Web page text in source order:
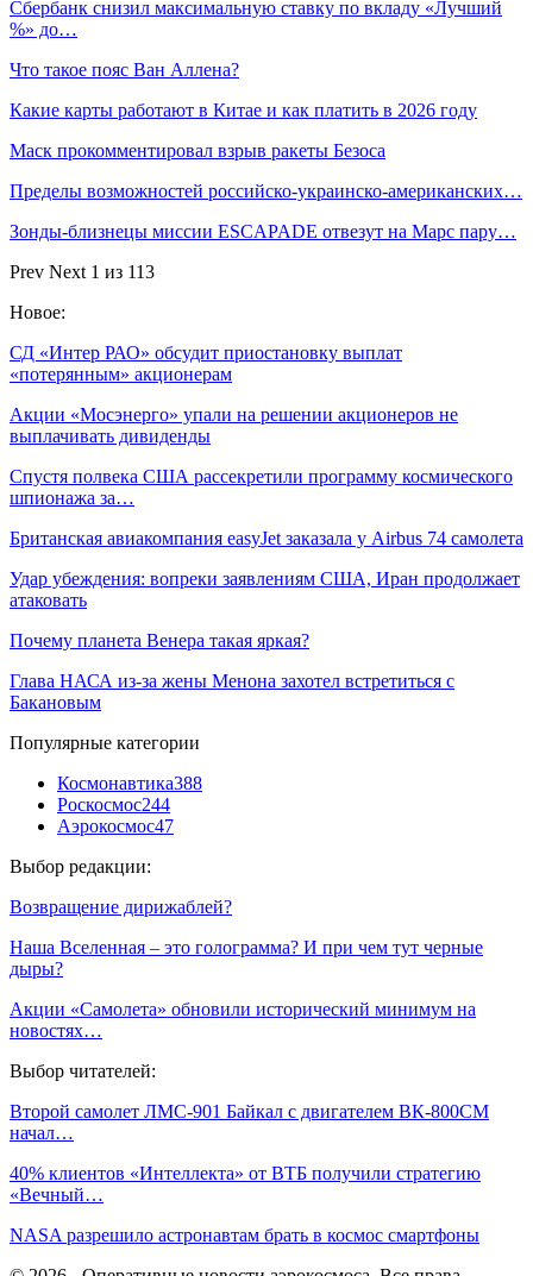
Сбербанк снизил максимальную ставку по вкладу «Лучший
%» до…
Что такое пояс Ван Аллена?
Какие карты работают в Китае и как платить в 2026 году
Маск прокомментировал взрыв ракеты Безоса
Пределы возможностей российско-украинско-американских…
Зонды-близнецы миссии ESCAPADE отвезут на Марс пару…
Prev Next 1 из 113
Новое:
СД «Интер РАО» обсудит приостановку выплат
«потерянным» акционерам
Акции «Мосэнерго» упали на решении акционеров не
выплачивать дивиденды
Спустя полвека США рассекретили программу космического
шпионажа за…
Британская авиакомпания easyJet заказала у Airbus 74 самолета
Удар убеждения: вопреки заявлениям США, Иран продолжает
атаковать
Почему планета Венера такая яркая?
Глава НАСА из-за жены Менона захотел встретиться с
Бакановым
Популярные категории
Космонавтика388
Роскосмос244
Аэрокосмос47
Выбор редакции:
Возвращение дирижаблей?
Наша Вселенная – это голограмма? И при чем тут черные
дыры?
Акции «Самолета» обновили исторический минимум на
новостях…
Выбор читателей:
Второй самолет ЛМС-901 Байкал с двигателем ВК-800СМ
начал…
40% клиентов «Интеллекта» от ВТБ получили стратегию
«Вечный…
NASA разрешило астронавтам брать в космос смартфоны